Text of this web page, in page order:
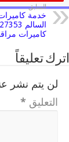
السابق
خدمة
كاميرات
اترك تعليقاً
لن يتم نشر
التعليق *